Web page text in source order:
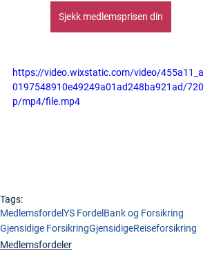
Sjekk medlemsprisen din
https://video.wixstatic.com/video/455a11_a
0197548910e49249a01ad248ba921ad/720
p/mp4/file.mp4
Tags:
MedlemsfordelYS FordelBank og Forsikring
Gjensidige ForsikringGjensidigeReiseforsikring
Medlemsfordeler